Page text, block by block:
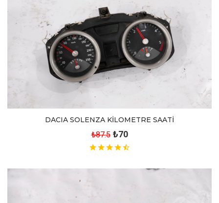
DACIA SOLENZA KİLOMETRE SAATİ
₺87.5 ₺70